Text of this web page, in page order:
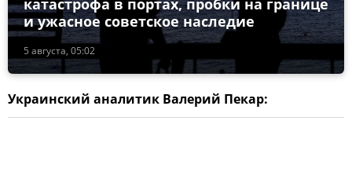
5 августа, 05:02
катастрофа в портах, пробки на границе
и ужасное советское наследие
Украинский аналитик Валерий Пекар: